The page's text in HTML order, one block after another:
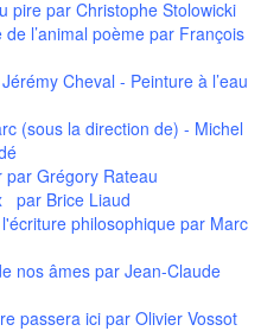
pire par Christophe Stolowicki
l’animal poème par François
Cheval - Peinture à l’eau
(sous la direction de) - Michel
par Grégory Rateau
par Brice Liaud
philosophiquepar Marc
nos âmes par Jean-Claude
passera ici par Olivier Vossot